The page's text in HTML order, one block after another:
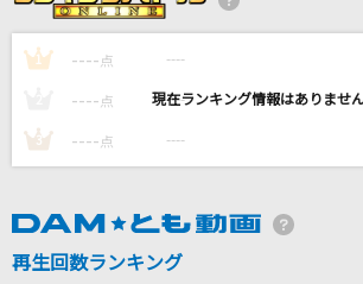
湘南乃風
DAYS of DASH
煌めきの月
音田雅則
1 ---- 点 ----
---- 点 ----
3 ---- 点 ----
再生回数ランキング